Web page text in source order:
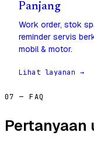
Panjang
Work order, stok
reminder servis
mobil & motor.
Lihat layanan →
07 — FAQ
Pertanyaan